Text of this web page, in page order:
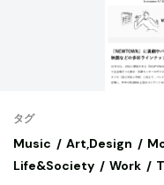
タグ
Music Art,Design
Life&Society
Work